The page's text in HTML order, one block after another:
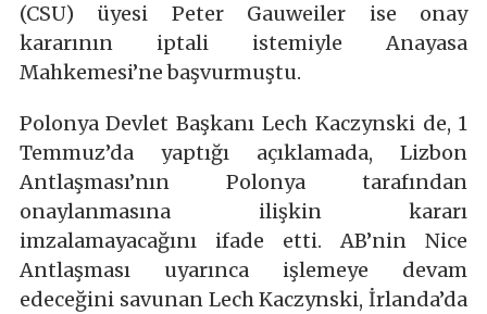
(CSU) üyesi Peter Gauweiler ise onay
kararının iptali istemiyle Anayasa
Mahkemesi’ne başvurmuştu.
Polonya Devlet Başkanı Lech Kaczynski de, 1
Temmuz’da yaptığı açıklamada, Lizbon
Antlaşması’nın Polonya tarafından
onaylanmasına ilişkin kararı
imzalamayacağını ifade etti. AB’nin Nice
Antlaşması uyarınca işlemeye devam
edeceğini savunan Lech Kaczynski, İrlanda’da